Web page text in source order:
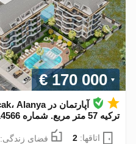
€ 170 000
ترکیه 57 متر مربع. شماره 114566
اتاقها: 2 فضای زندگی: